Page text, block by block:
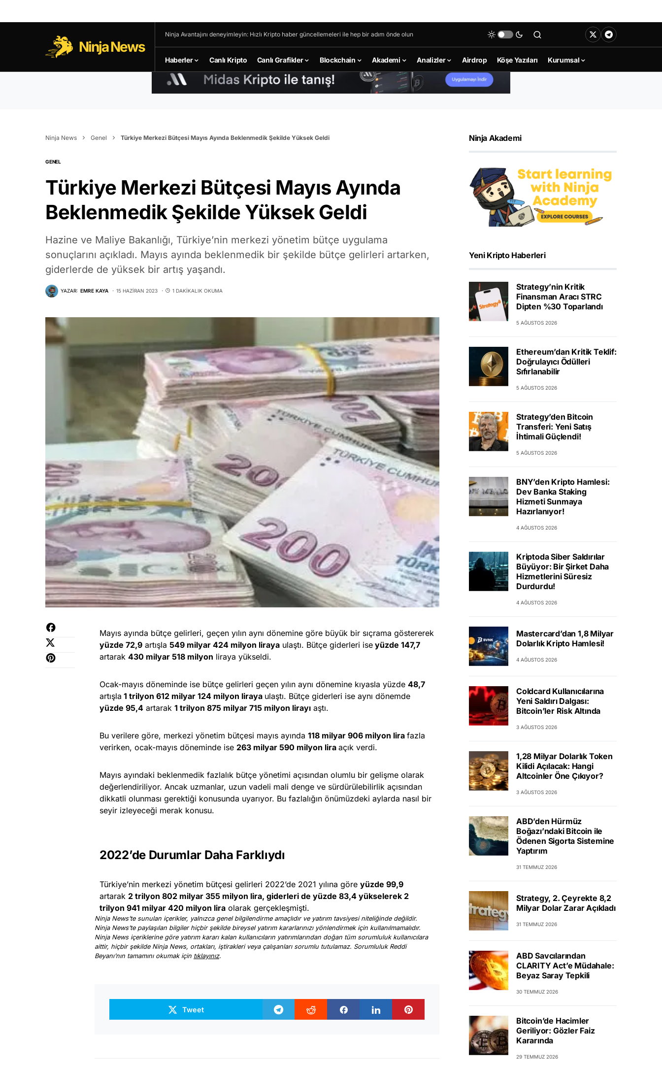
Ninja News
Ninja Avantajını deneyimleyin: Hızlı Kripto haber güncellemeleri ile hep bir adım önde olun
Haberler Canlı Kripto Canlı Grafikler Blockchain Akademi Analizler Airdrop Köşe Yazıları Kurumsal
Ninja News Genel Türkiye Merkezi Bütçesi Mayıs Ayında Beklenmedik Şekilde Yüksek Geldi
GENEL
Türkiye Merkezi Bütçesi Mayıs Ayında
Beklenmedik Şekilde Yüksek Geldi
Hazine ve Maliye Bakanlığı, Türkiye’nin merkezi yönetim bütçe uygulama
sonuçlarını açıkladı. Mayıs ayında beklenmedik bir şekilde bütçe gelirleri artarken,
giderlerde de yüksek bir artış yaşandı.
YAZAR: EMRE KAYA 15 HAZIRAN 2023 1 DAKIKALIK OKUMA
Mayıs ayında bütçe gelirleri, geçen yılın aynı dönemine göre büyük bir sıçrama göstererek
yüzde 72,9 artışla 549 milyar 424 milyon liraya ulaştı. Bütçe giderleri ise yüzde 147,7
artarak 430 milyar 518 milyon liraya yükseldi.
Ocak-mayıs döneminde ise bütçe gelirleri geçen yılın aynı dönemine kıyasla yüzde 48,7
artışla 1 trilyon 612 milyar 124 milyon liraya ulaştı. Bütçe giderleri ise aynı dönemde
yüzde 95,4 artarak 1 trilyon 875 milyar 715 milyon lirayı aştı.
Bu verilere göre, merkezi yönetim bütçesi mayıs ayında 118 milyar 906 milyon lira fazla
verirken, ocak-mayıs döneminde ise 263 milyar 590 milyon lira açık verdi.
Mayıs ayındaki beklenmedik fazlalık bütçe yönetimi açısından olumlu bir gelişme olarak
değerlendiriliyor. Ancak uzmanlar, uzun vadeli mali denge ve sürdürülebilirlik açısından
dikkatli olunması gerektiği konusunda uyarıyor. Bu fazlalığın önümüzdeki aylarda nasıl bir
seyir izleyeceği merak konusu.
2022’de Durumlar Daha Farklıydı
Türkiye’nin merkezi yönetim bütçesi gelirleri 2022’de 2021 yılına göre yüzde 99,9
artarak 2 trilyon 802 milyar 355 milyon lira, giderleri de yüzde 83,4 yükselerek 2
trilyon 941 milyar 420 milyon lira olarak gerçekleşmişti.
Ninja News’te sunulan içerikler, yalnızca genel bilgilendirme amaçlıdır ve yatırım tavsiyesi niteliğinde değildir.
Ninja News’te paylaşılan bilgiler hiçbir şekilde bireysel yatırım kararlarınızı yönlendirmek için kullanılmamalıdır.
Ninja News içeriklerine göre yatırım kararı kalan kullanıcıların yatırımlarından doğan tüm sorumluluk kullanıcılara
aittir, hiçbir şekilde Ninja News, ortakları, iştirakleri veya çalışanları sorumlu tutulamaz. Sorumluluk Reddi
Beyanı’nın tamamını okumak için tıklayınız.
Tweet
Ninja Akademi
Yeni Kripto Haberleri
Strategy’nin Kritik
Finansman Aracı STRC
Dipten %30 Toparlandı
5 AĞUSTOS 2026
Ethereum’dan Kritik Teklif:
Doğrulayıcı Ödülleri
Sıfırlanabilir
5 AĞUSTOS 2026
Strategy’den Bitcoin
Transferi: Yeni Satış
İhtimali Güçlendi!
5 AĞUSTOS 2026
BNY’den Kripto Hamlesi:
Dev Banka Staking
Hizmeti Sunmaya
Hazırlanıyor!
4 AĞUSTOS 2026
Kriptoda Siber Saldırılar
Büyüyor: Bir Şirket Daha
Hizmetlerini Süresiz
Durdurdu!
4 AĞUSTOS 2026
Mastercard’dan 1,8 Milyar
Dolarlık Kripto Hamlesi!
4 AĞUSTOS 2026
Coldcard Kullanıcılarına
Yeni Saldırı Dalgası:
Bitcoin’ler Risk Altında
3 AĞUSTOS 2026
1,28 Milyar Dolarlık Token
Kilidi Açılacak: Hangi
Altcoinler Öne Çıkıyor?
3 AĞUSTOS 2026
ABD’den Hürmüz
Boğazı’ndaki Bitcoin ile
Ödenen Sigorta Sistemine
Yaptırım
31 TEMMUZ 2026
Strategy, 2. Çeyrekte 8,2
Milyar Dolar Zarar Açıkladı
31 TEMMUZ 2026
ABD Savcılarından
CLARITY Act’e Müdahale:
Beyaz Saray Tepkili
30 TEMMUZ 2026
Bitcoin’de Hacimler
Geriliyor: Gözler Faiz
Kararında
29 TEMMUZ 2026